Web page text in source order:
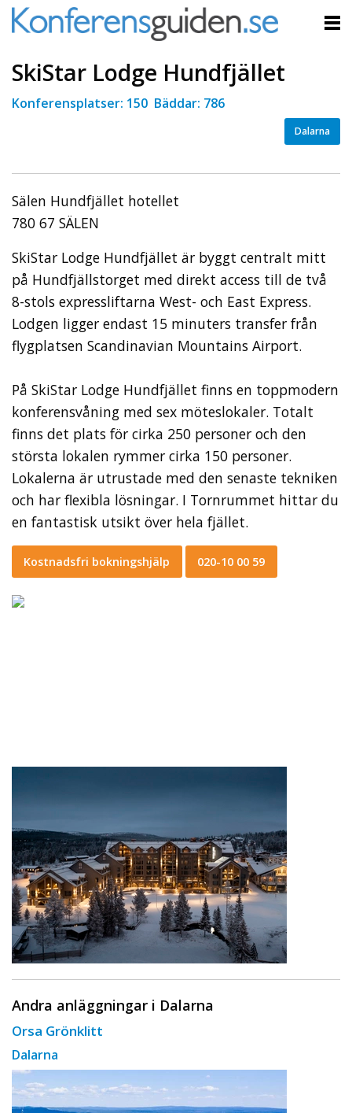
SkiStar Lodge Hundfjället
Konferensplatser: 150 Bäddar: 786
Dalarna
Sälen Hundfjället hotellet
780 67 SÄLEN
SkiStar Lodge Hundfjället är byggt centralt mitt
på Hundfjällstorget med direkt access till de två
8-stols expressliftarna West- och East Express.
Lodgen ligger endast 15 minuters transfer från
flygplatsen Scandinavian Mountains Airport.
På SkiStar Lodge Hundfjället finns en toppmodern
konferensvåning med sex möteslokaler. Totalt
finns det plats för cirka 250 personer och den
största lokalen rymmer cirka 150 personer.
Lokalerna är utrustade med den senaste tekniken
och har flexibla lösningar. I Tornrummet hittar du
en fantastisk utsikt över hela fjället.
Kostnadsfri bokningshjälp 020-10 00 59
Andra anläggningar i Dalarna
Orsa Grönklitt
Dalarna